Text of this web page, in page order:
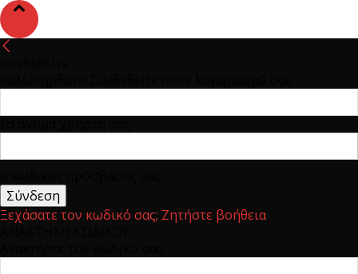
Ξεχάσατε τον κωδικό σας; Ζητήστε βοήθεια